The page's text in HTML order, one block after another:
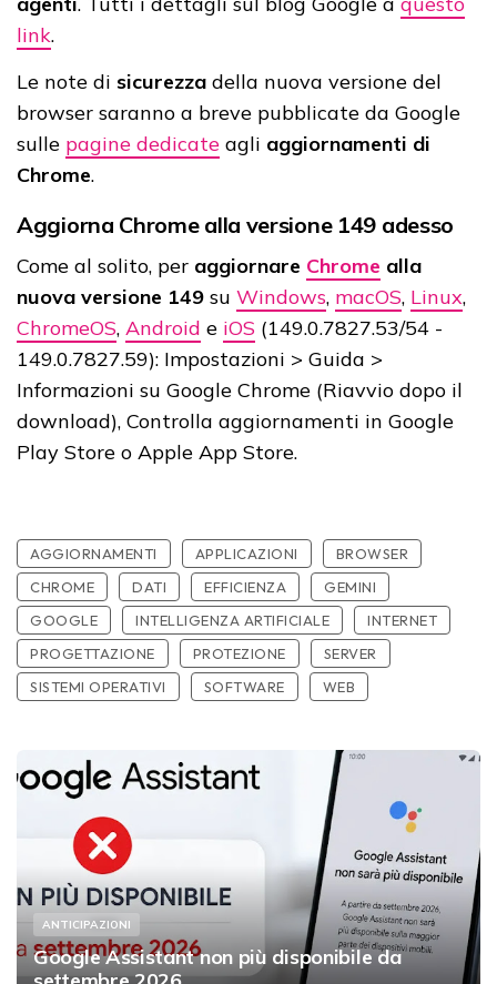
link.
Le note di sicurezza della nuova versione del
browser saranno a breve pubblicate da Google
sulle pagine dedicate agli aggiornamenti di
Chrome.
Aggiorna Chrome alla versione 149 adesso
Come al solito, per aggiornare Chrome alla
nuova versione 149 su Windows, macOS, Linux,
ChromeOS, Android e iOS (149.0.7827.53/54 -
149.0.7827.59): Impostazioni > Guida >
Informazioni su Google Chrome (Riavvio dopo il
download), Controlla aggiornamenti in Google
Play Store o Apple App Store.
AGGIORNAMENTI APPLICAZIONI
BROWSER
CHROME
DATI EFFICIENZA
GEMINI
GOOGLE
INTELLIGENZA ARTIFICIALE
INTERNET
PROGETTAZIONE
PROTEZIONE
SERVER
SISTEMI OPERATIVI
SOFTWARE WEB
ANTICIPAZIONI
Google Assistant non più disponibile da